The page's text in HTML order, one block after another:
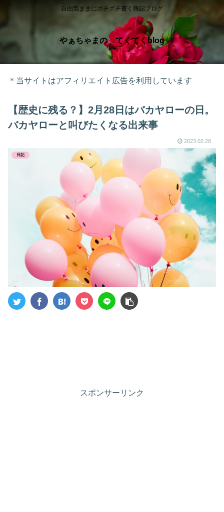
自由気ままにボチボチ書く雑記ブログ
やぁちゃまの てくてくblog
＊当サイトはアフィリエイト広告を利用しています
【歴史に残る？】2月28日はバカヤローの日。
バカヤローと叫びたくなる出来事
2023.02.28
日記
スポンサーリンク